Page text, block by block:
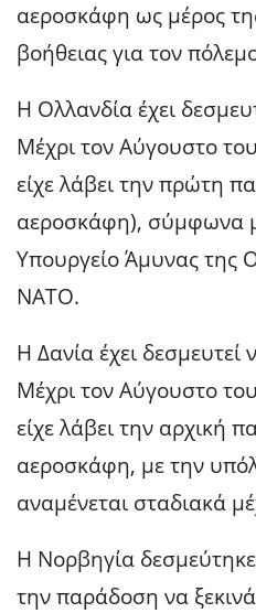
αεροσκάφη ως μέρος
βοήθειας για τον
Η Ολλανδία έχει
Μέχρι τον Αύγουστο
είχε λάβει την πρώτη
αεροσκάφη), σύμφωνα
Υπουργείο Άμυνας της
ΝΑΤΟ.
Η Δανία έχει δεσμευτεί
Μέχρι τον Αύγουστο
είχε λάβει την αρχική
αεροσκάφη, με την
αναμένεται σταδιακά
Η Νορβηγία
την παράδοση να